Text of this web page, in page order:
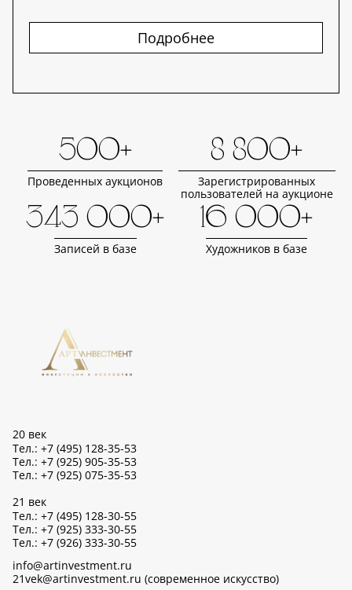
Подробнее
500+
Проведенных аукционов
8 800+
Зарегистрированных
пользователей на аукционе
343 000+
Записей в базе
16 000+
Художников в базе
20 век
Тел.: +7 (495) 128-35-53
Тел.: +7 (925) 905-35-53
Тел.: +7 (925) 075-35-53
21 век
Тел.: +7 (495) 128-30-55
Тел.: +7 (925) 333-30-55
Тел.: +7 (926) 333-30-55
info@artinvestment.ru
21vek@artinvestment.ru (современное искусство)